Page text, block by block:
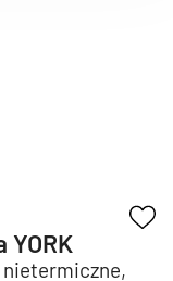
nietermiczne,